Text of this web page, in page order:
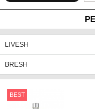
LIVESH
BRESH
BEST